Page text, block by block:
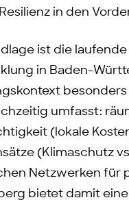
in den
ist die
in Baden-
umfasst:
(lokale
(Klimaschutz
Netzwerken für
bietet damit